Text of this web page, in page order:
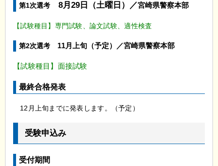
第1次選考 8月29日（土曜日）／宮崎県警察本部
【試験種目】専門試験、論文試験、適性検査
第2次選考 11月上旬（予定） ／宮崎県警察本部
【試験種目】面接試験
最終合格発表
12月上旬までに発表します。（予定）
受験申込み
受付期間